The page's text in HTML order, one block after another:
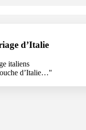
d’Italie
d’Italie…"